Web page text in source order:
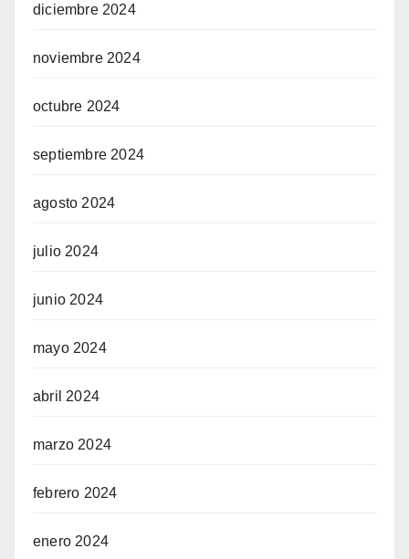
diciembre 2024
noviembre 2024
octubre 2024
septiembre 2024
agosto 2024
julio 2024
junio 2024
mayo 2024
abril 2024
marzo 2024
febrero 2024
enero 2024